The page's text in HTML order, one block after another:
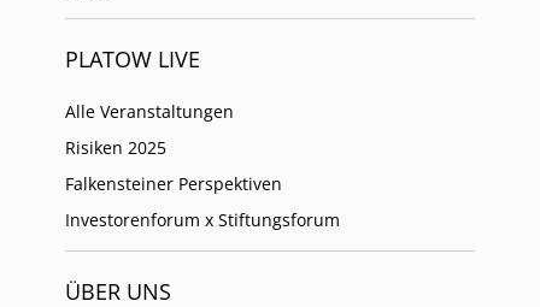
PLATOW LIVE
Alle Veranstaltungen
Risiken 2025
Falkensteiner Perspektiven
Investorenforum x Stiftungsforum
ÜBER UNS